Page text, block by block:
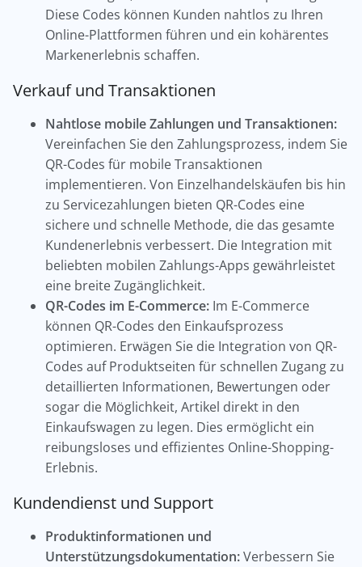
Diese Codes können Kunden nahtlos zu Ihren
Online-Plattformen führen und ein kohärentes
Markenerlebnis schaffen.
Verkauf und Transaktionen
Nahtlose mobile Zahlungen und Transaktionen:
Vereinfachen Sie den Zahlungsprozess, indem Sie
QR-Codes für mobile Transaktionen
implementieren. Von Einzelhandelskäufen bis hin
zu Servicezahlungen bieten QR-Codes eine
sichere und schnelle Methode, die das gesamte
Kundenerlebnis verbessert. Die Integration mit
beliebten mobilen Zahlungs-Apps gewährleistet
eine breite Zugänglichkeit.
QR-Codes im E-Commerce: Im E-Commerce
können QR-Codes den Einkaufsprozess
optimieren. Erwägen Sie die Integration von QR-
Codes auf Produktseiten für schnellen Zugang zu
detaillierten Informationen, Bewertungen oder
sogar die Möglichkeit, Artikel direkt in den
Einkaufswagen zu legen. Dies ermöglicht ein
reibungsloses und effizientes Online-Shopping-
Erlebnis.
Kundendienst und Support
Produktinformationen und
Unterstützungsdokumentation:Verbessern Sie